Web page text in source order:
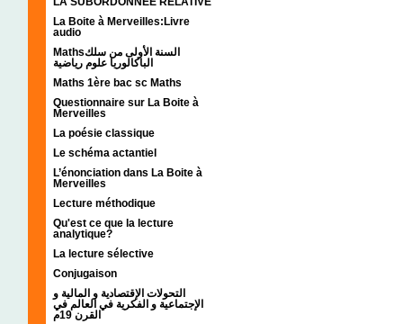
La Boite à Merveilles:Livre
audio
Mathsالسنة الأولى من سلك
الباكالوريا علوم رياضية
Maths 1ère bac sc Maths
Questionnaire sur La Boite à
Merveilles
La poésie classique
Le schéma actantiel
L’énonciation dans La Boite à
Merveilles
Lecture méthodique
Qu'est ce que la lecture
analytique?
La lecture sélective
Conjugaison
التحولات الإقتصادية و المالية و
الإجتماعية و الفكرية في العالم في
القرن 19م